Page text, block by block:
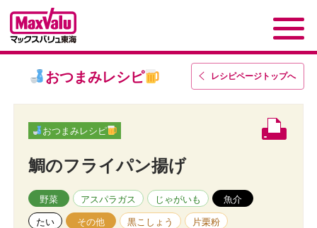
レシピページトップへ
おつまみレシピ
おつまみレシピ
鯛のフライパン揚げ
野菜 アスパラガス じゃがいも 魚介
たい その他 黒こしょう 片栗粉